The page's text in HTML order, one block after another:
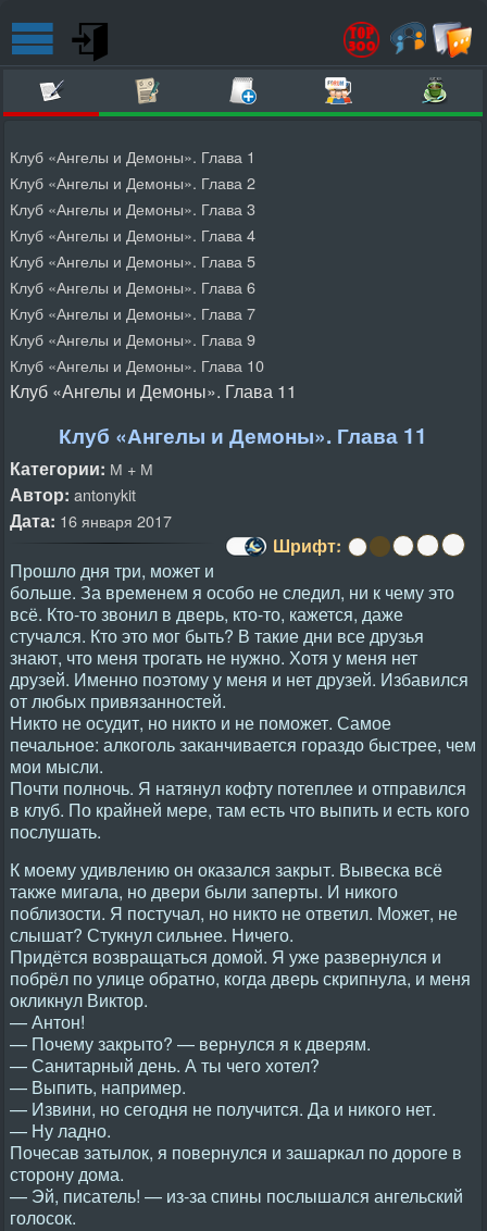
Клуб «Ангелы и Демоны». Глава 1
Клуб «Ангелы и Демоны». Глава 2
Клуб «Ангелы и Демоны». Глава 3
Клуб «Ангелы и Демоны». Глава 4
Клуб «Ангелы и Демоны». Глава 5
Клуб «Ангелы и Демоны». Глава 6
Клуб «Ангелы и Демоны». Глава 7
Клуб «Ангелы и Демоны». Глава 9
Клуб «Ангелы и Демоны». Глава 10
Клуб «Ангелы и Демоны». Глава 11
Клуб «Ангелы и Демоны». Глава 11
Категории: М + М
Автор: antonykit
Дата: 16 января 2017
Шрифт:
Прошло дня три, может и
больше. За временем я особо не следил, ни к чему это
всё. Кто-то звонил в дверь, кто-то, кажется, даже
стучался. Кто это мог быть? В такие дни все друзья
знают, что меня трогать не нужно. Хотя у меня нет
друзей. Именно поэтому у меня и нет друзей. Избавился
от любых привязанностей.
Никто не осудит, но никто и не поможет. Самое
печальное: алкоголь заканчивается гораздо быстрее, чем
мои мысли.
Почти полночь. Я натянул кофту потеплее и отправился
в клуб. По крайней мере, там есть что выпить и есть кого
послушать.
К моему удивлению он оказался закрыт. Вывеска всё
также мигала, но двери были заперты. И никого
поблизости. Я постучал, но никто не ответил. Может, не
слышат? Стукнул сильнее. Ничего.
Придётся возвращаться домой. Я уже развернулся и
побрёл по улице обратно, когда дверь скрипнула, и меня
окликнул Виктор.
— Антон!
— Почему закрыто? — вернулся я к дверям.
— Санитарный день. А ты чего хотел?
— Выпить, например.
— Извини, но сегодня не получится. Да и никого нет.
— Ну ладно.
Почесав затылок, я повернулся и зашаркал по дороге в
сторону дома.
— Эй, писатель! — из-за спины послышался ангельский
голосок.